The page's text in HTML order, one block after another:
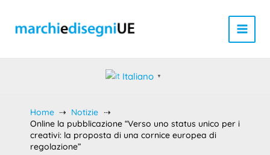
contenuto
Italiano ▼
Home
Notizie
Online la pubblicazione “Verso uno status unico per i
creativi: la proposta di una cornice europea di
regolazione”